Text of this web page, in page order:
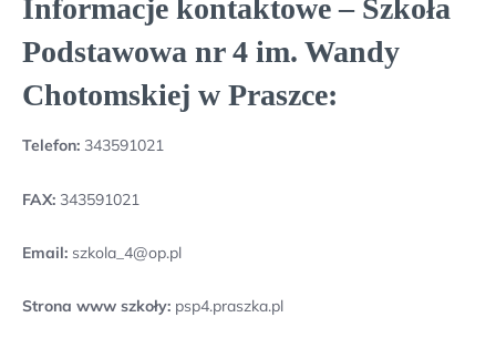
Informacje kontaktowe – Szkoła
Podstawowa nr 4 im. Wandy
Chotomskiej w Praszce:
Telefon: 343591021
FAX: 343591021
Email: szkola_4@op.pl
Strona www szkoły: psp4.praszka.pl